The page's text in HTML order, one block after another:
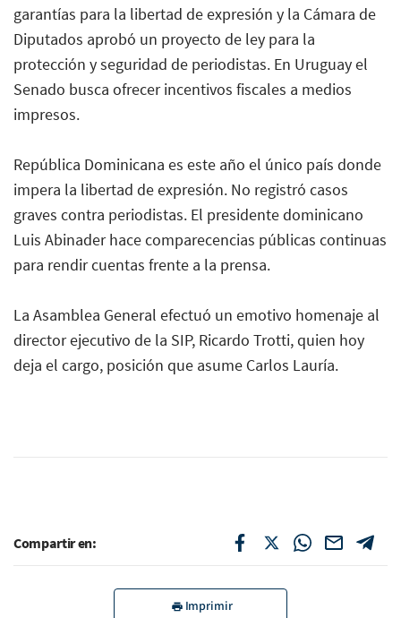
garantías para la libertad de expresión y la Cámara de
Diputados aprobó un proyecto de ley para la
protección y seguridad de periodistas. En Uruguay el
Senado busca ofrecer incentivos fiscales a medios
impresos.
República Dominicana es este año el único país donde
impera la libertad de expresión. No registró casos
graves contra periodistas. El presidente dominicano
Luis Abinader hace comparecencias públicas continuas
para rendir cuentas frente a la prensa.
La Asamblea General efectuó un emotivo homenaje al
director ejecutivo de la SIP, Ricardo Trotti, quien hoy
deja el cargo, posición que asume Carlos Lauría.
Compartir en:
Imprimir